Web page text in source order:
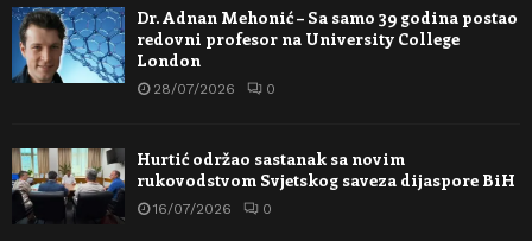
Dr. Adnan Mehonić – Sa samo 39 godina postao
redovni profesor na University College
London
28/07/2026 0
Hurtić održao sastanak sa novim
rukovodstvom Svjetskog saveza dijaspore BiH
16/07/2026 0